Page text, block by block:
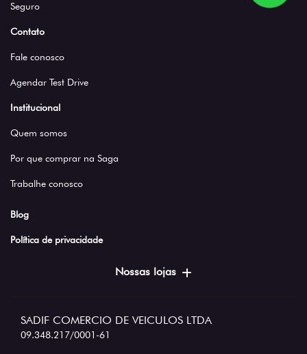
Seguro
Contato
Fale conosco
Agendar Test Drive
Institucional
Quem somos
Por que comprar na Saga
Trabalhe conosco
Blog
Política de privacidade
Nossas lojas
SADIF COMERCIO DE VEICULOS LTDA
09.348.217/0001-61